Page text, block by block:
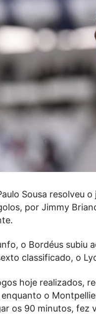
Sousa resolveu
por Jimmy
o Bordéus subiu
classificado, o
hoje realizados,
o
os 90 minutos, fez